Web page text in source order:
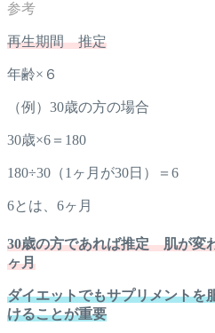
再生期間 推定
年齢×６
（例）30歳の方の場合
30歳×6＝180
180÷30（1ヶ月が30日）＝6
6とは、6ヶ月
30歳の方であれば推定 肌が変
ヶ月
ダイエットでもサプリメントを
けることが重要